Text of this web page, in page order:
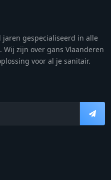
jaren gespecialiseerd in alle
zijn over gans Vlaanderen
voor al je sanitair.